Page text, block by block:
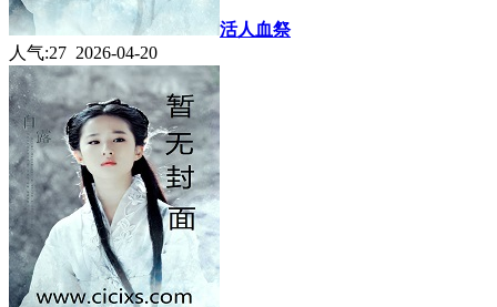
活人血祭
人气:27 2026-04-20